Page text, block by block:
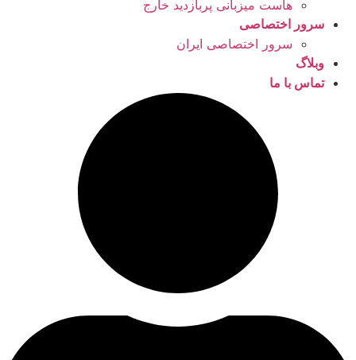
هاست میزبانی پربازدید خارج
سرور اختصاصی
سرور اختصاصی ایران
وبلاگ
تماس با ما